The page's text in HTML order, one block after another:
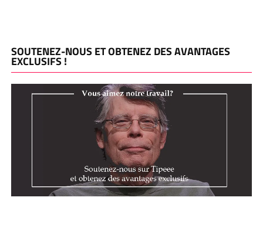
SOUTENEZ-NOUS ET OBTENEZ DES AVANTAGES
EXCLUSIFS !